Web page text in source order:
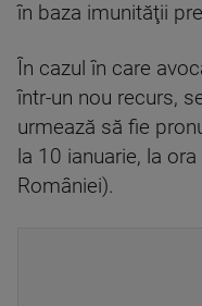
în baza imunităţii
În cazul în care
într-un nou recurs,
urmează să fie
la 10 ianuarie, la
României).